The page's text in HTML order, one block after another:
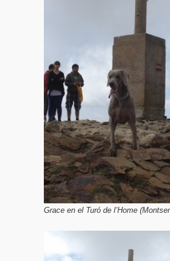
Grace en el Turó de l’Home